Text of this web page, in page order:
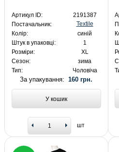
Артикул ID:
2191387
Постачальник:
Textile
Колір:
синій
Штук в упаковці:
1
Розміри:
XL
Сезон:
зима
Тип:
Чоловіча
За упакування:160 грн.
У кошик
шт